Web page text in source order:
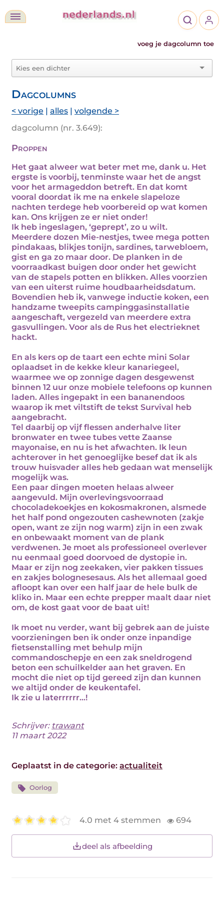
voeg je dagcolumn toe
Dagcolumns
< vorige | alles | volgende >
dagcolumn (nr. 3.649):
Proppen
Het gaat alweer wat beter met me, dank u. Het
ergste is voorbij, tenminste waar het de angst
voor het armageddon betreft. En dat komt
vooral doordat ik me na enkele slapeloze
nachten terdege heb voorbereid op wat komen
kan. Ons krijgen ze er niet onder!
Ik heb ingeslagen, ‘geprept’, zo u wilt.
Meerdere dozen Mie-nestjes, twee mega potten
pindakaas, blikjes tonijn, sardines, tarwebloem,
gist en ga zo maar door. De planken in de
voorraadkast buigen door onder het gewicht
van de stapels potten en blikken. Alles voorzien
van een uiterst ruime houdbaarheidsdatum.
Bovendien heb ik, vanwege inductie koken, een
handzame tweepits campinggasinstallatie
aangeschaft, vergezeld van meerdere extra
gasvullingen. Voor als de Rus het electrieknet
hackt.
En als kers op de taart een echte mini Solar
oplaadset in de kekke kleur kanariegeel,
waarmee we op zonnige dagen desgewenst
binnen 12 uur onze mobiele telefoons op kunnen
laden. Alles ingepakt in een bananendoos
waarop ik met viltstift de tekst Survival heb
aangebracht.
Tel daarbij op vijf flessen anderhalve liter
bronwater en twee tubes vette Zaanse
mayonaise, en nu is het afwachten. Ik leun
achterover in het genoeglijke besef dat ik als
trouw huisvader alles heb gedaan wat menselijk
mogelijk was.
Een paar dingen moeten helaas alweer
aangevuld. Mijn overlevingsvoorraad
chocoladekoekjes en kokosmakronen, alsmede
het half pond ongezouten cashewnoten (zakje
open, want ze zijn nog warm) zijn in een zwak
en onbewaakt moment van de plank
verdwenen. Je moet als professioneel overlever
nu eenmaal goed doorvoed de dystopie in.
Maar er zijn nog zeekaken, vier pakken tissues
en zakjes bolognesesaus. Als het allemaal goed
afloopt kan over een half jaar de hele bulk de
kliko in. Maar een echte prepper maalt daar niet
om, de kost gaat voor de baat uit!
Ik moet nu verder, want bij gebrek aan de juiste
voorzieningen ben ik onder onze inpandige
fietsenstalling met behulp mijn
commandoschepje en een zak sneldrogend
beton een schuilkelder aan het graven. En
mocht die niet op tijd gereed zijn dan kunnen
we altijd onder de keukentafel.
Ik zie u laterrrrrr…!
Schrijver: trawant
11 maart 2022
Geplaatst in de categorie: actualiteit
Oorlog
4.0 met 4 stemmen 694
deel als afbeelding